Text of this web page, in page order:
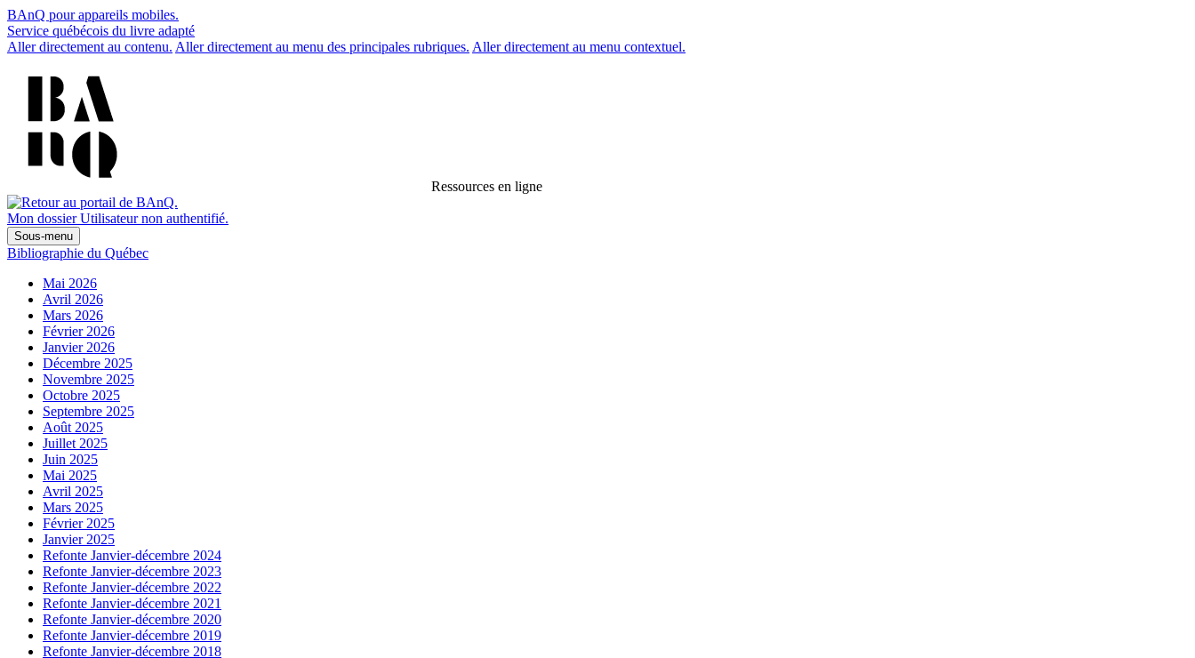
BAnQ pour appareils mobiles.
Service québécois du livre adapté
Aller directement au contenu. Aller directement au menu des principales rubriques. Aller directement au menu contextuel.
Ressources en ligne
Mon dossier Utilisateur non authentifié.
Sous-menu
Bibliographie du Québec
Mai 2026
Avril 2026
Mars 2026
Février 2026
Janvier 2026
Décembre 2025
Novembre 2025
Octobre 2025
Septembre 2025
Août 2025
Juillet 2025
Juin 2025
Mai 2025
Avril 2025
Mars 2025
Février 2025
Janvier 2025
Refonte Janvier-décembre 2024
Refonte Janvier-décembre 2023
Refonte Janvier-décembre 2022
Refonte Janvier-décembre 2021
Refonte Janvier-décembre 2020
Refonte Janvier-décembre 2019
Refonte Janvier-décembre 2018